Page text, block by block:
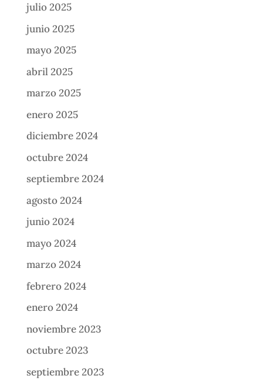
julio 2025
junio 2025
mayo 2025
abril 2025
marzo 2025
enero 2025
diciembre 2024
octubre 2024
septiembre 2024
agosto 2024
junio 2024
mayo 2024
marzo 2024
febrero 2024
enero 2024
noviembre 2023
octubre 2023
septiembre 2023